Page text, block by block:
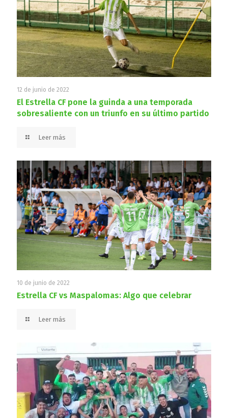
12 de junio de 2022
El Estrella CF pone la guinda a una temporada
sobresaliente con un triunfo en su último partido
Leer más
10 de junio de 2022
Estrella CF vs Maspalomas: Algo que celebrar
Leer más